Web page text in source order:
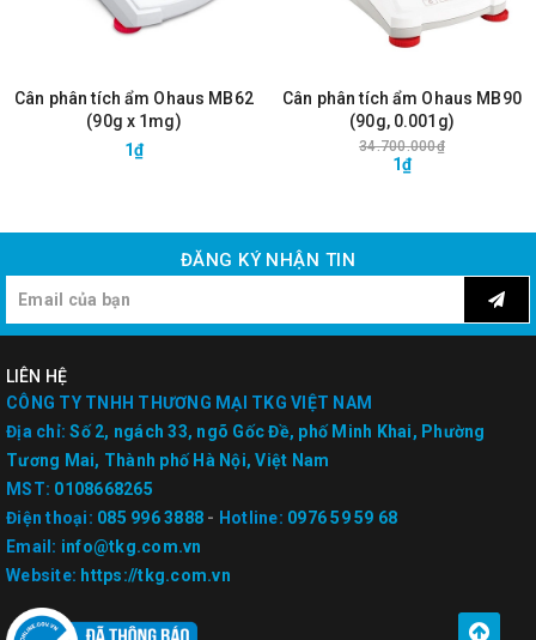
Cân phân tích ẩm Ohaus MB62
(90g x 1mg)
1₫
Cân phân tích ẩm Ohaus MB90
(90g, 0.001g)
34.700.000₫
1₫
ĐĂNG KÝ NHẬN TIN
LIÊN HỆ
CÔNG TY TNHH THƯƠNG MẠI TKG VIỆT NAM
Địa chỉ: Số 2, ngách 33, ngõ Gốc Đề, phố Minh Khai, Phường
Tương Mai, Thành phố Hà Nội, Việt Nam
MST: 0108668265
Điện thoại: 085 996 3888 - Hotline: 0976 59 59 68
Email: info@tkg.com.vn
Website: https://tkg.com.vn